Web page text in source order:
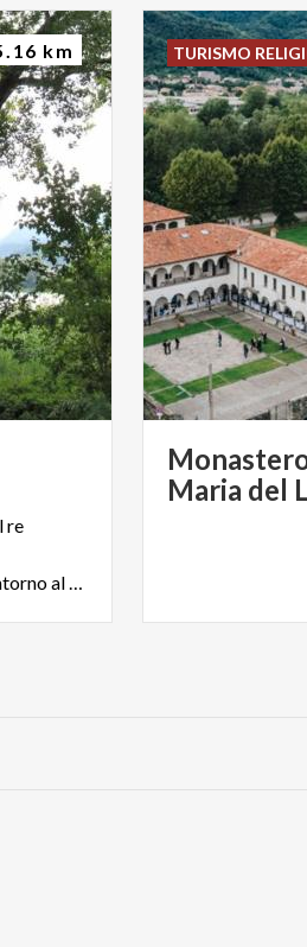
re
arricchiscono il paesaggio intorno al Lago di Olginate.
km
Maria del
TURISMO